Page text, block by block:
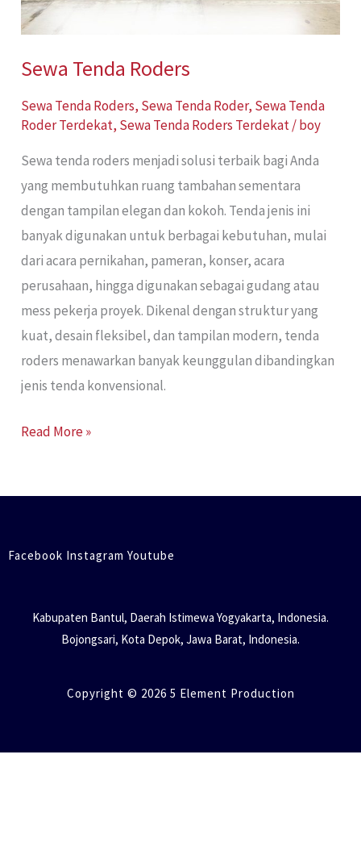
Sewa Tenda Roders
Sewa Tenda Roders, Sewa Tenda Roder, Sewa Tenda
Roder Terdekat, Sewa Tenda Roders Terdekat/boy
Sewa tenda roders menjadi solusi terbaik bagi Anda
yang membutuhkan ruang tambahan sementara
dengan tampilan elegan dan kokoh. Tenda jenis ini
banyak digunakan untuk berbagai kebutuhan, mulai
dari acara pernikahan, pameran, konser, acara
perusahaan, hingga digunakan sebagai gudang atau
mess pekerja proyek. Dikenal dengan struktur yang
kuat, desain fleksibel, dan tampilan modern, tenda
roders menawarkan banyak keunggulan dibandingkan
jenis tenda konvensional.
Read More »
Facebook Instagram Youtube
Kabupaten Bantul, Daerah Istimewa Yogyakarta, Indonesia.
Bojongsari, Kota Depok, Jawa Barat, Indonesia.
Copyright © 2026 5 Element Production